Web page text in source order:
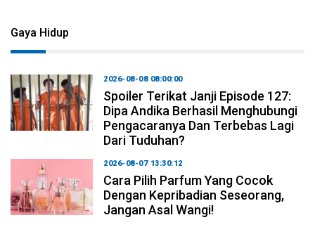
Gaya Hidup
2026-08-08 08:00:00
Spoiler Terikat Janji Episode 127:
Dipa Andika Berhasil Menghubungi
Pengacaranya Dan Terbebas Lagi
Dari Tuduhan?
2026-08-07 13:30:12
Cara Pilih Parfum Yang Cocok
Dengan Kepribadian Seseorang,
Jangan Asal Wangi!